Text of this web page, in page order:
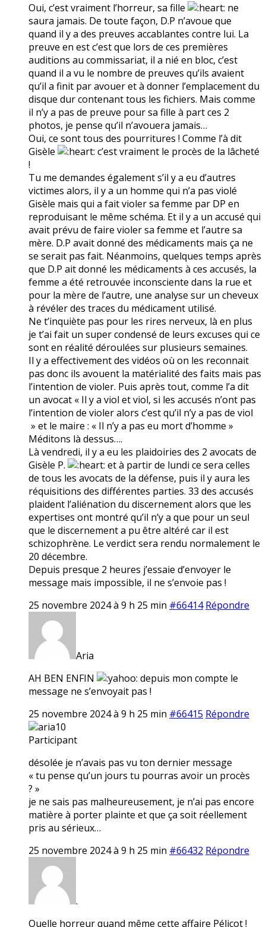
Oui, c’est vraiment l’horreur, sa fille
ne
saura jamais. De toute façon, D.P n’avoue que
quand il y a des preuves accablantes contre lui. La
preuve en est c’est que lors de ces premières
auditions au commissariat, il a nié en bloc, c’est
quand il a vu le nombre de preuves qu’ils avaient
qu’il a finit par avouer et à donner l’emplacement du
disque dur contenant tous les fichiers. Mais comme
il n’y a pas de preuve pour sa fille à part ces 2
photos, je pense qu’il n’avouera jamais…
Oui, ce sont tous des pourritures ! Comme l’à dit
Gisèle
c’est vraiment le procès de la lâcheté
!
Tu me demandes également s’il y a eu d’autres
victimes alors, il y a un homme qui n’a pas violé
Gisèle mais qui a fait violer sa femme par DP en
reproduisant le même schéma. Et il y a un accusé qui
avait prévu de faire violer sa femme et l’autre sa
mère. D.P avait donné des médicaments mais ça ne
se serait pas fait. Néanmoins, quelques temps après
que D.P ait donné les médicaments à ces accusés, la
femme a été retrouvée inconsciente dans la rue et
pour la mère de l’autre, une analyse sur un cheveux
à révéler des traces du médicament utilisé.
Ne t’inquiète pas pour les rires nerveux, là en plus
je t’ai fait un super condensé de leurs excuses qui ce
sont en réalité déroulées sur plusieurs semaines.
Il y a effectivement des vidéos où on les reconnait
pas donc ils avouent la matérialité des faits mais pas
l’intention de violer. Puis après tout, comme l’a dit
un avocat « Il y a viol et viol, si les accusés n’ont pas
l’intention de violer alors c’est qu’il n’y a pas de viol
» et le maire : « Il n’y a pas eu mort d’homme »
Méditons là dessus….
Là vendredi, il y a eu les plaidoiries des 2 avocats de
Gisèle P.
et à partir de lundi ce sera celles
de tous les avocats de la défense, puis il y aura les
réquisitions des différentes parties. 33 des accusés
plaident l’aliénation du discernement alors que les
expertises ont montré qu’il n’y a que pour un seul
que le discernement a pu être altéré car il est
schizophrène. Le verdict sera rendu normalement le
20 décembre.
Depuis presque 2 heures j’essaie d’envoyer le
message mais impossible, il ne s’envoie pas !
25 novembre 2024 à 9 h 25 min #66414 Répondre
Aria
AH BEN ENFIN
depuis mon compte le
message ne s’envoyait pas !
25 novembre 2024 à 9 h 25 min #66415 Répondre
aria10
Participant
désolée je n’avais pas vu ton dernier message
« tu pense qu’un jours tu pourras avoir un procès
? »
je ne sais pas malheureusement, je n’ai pas encore
matière à porter plainte et que ça soit réellement
pris au sérieux…
25 novembre 2024 à 9 h 25 min #66432 Répondre
.
Quelle horreur quand même cette affaire Pélicot !